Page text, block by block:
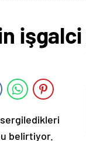
işgalci
sergiledikleri
belirtiyor.